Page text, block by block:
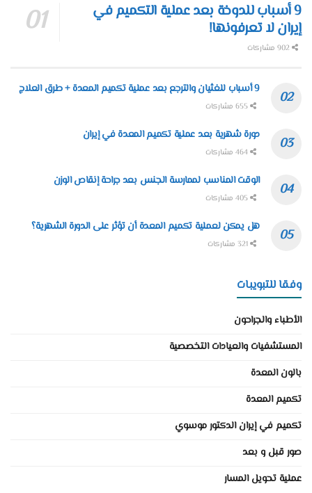
9 أسباب للدوخة بعد عملية التكميم في
إيران لا تعرفونها!
9 أسباب للغثيان والترجع بعد عملية تكميم المعدة + طرق العلاج
دورة شهرية بعد عملية تكميم المعدة في إيران
الوقت المناسب لممارسة الجنس بعد جراحة إنقاص الوزن
هل يمكن لعملية تكميم المعدة أن تؤثر على الدورة الشهرية؟
وفقا للتبويبات
الأطباء والجراحون
المستشفيات والعيادات التخصصية
بالون المعدة
تكميم المعدة
تكميم في إيران الدكتور موسوي
صور قبل و بعد
عملية تحويل المسار